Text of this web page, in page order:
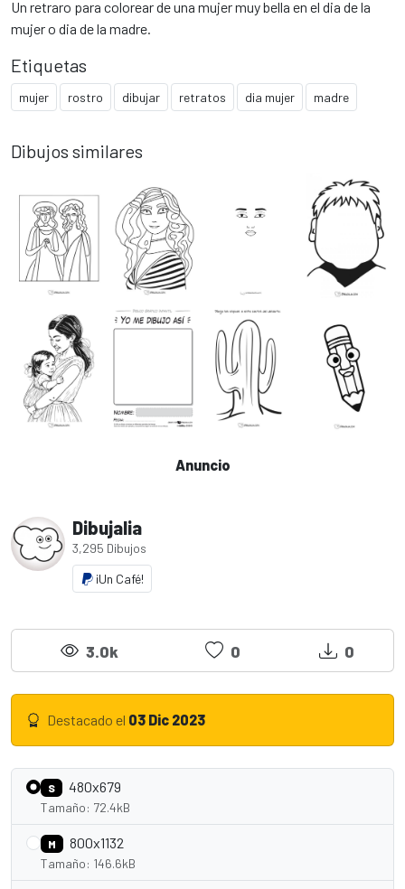
Un retraro para colorear de una mujer muy bella en el dia de la
mujer o dia de la madre.
Etiquetas
mujer rostro dibujar retratos dia mujer madre
Dibujos similares
Anuncio
Dibujalia
3,295 Dibujos
¡Un Café!
3.0k 0 0
Destacado el 03 Dic 2023
S 480x679
Tamaño: 72.4kB
M 800x1132
Tamaño: 146.6kB